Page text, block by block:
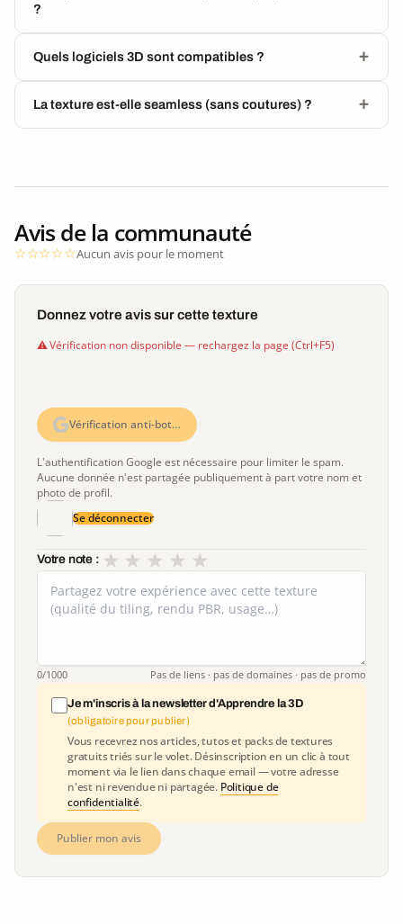
?
Quels logiciels 3D sont compatibles ?
La texture est-elle seamless (sans coutures) ?
Avis de la communauté
Aucun avis pour le moment
Donnez votre avis sur cette texture
Vérification non disponible — rechargez la page (Ctrl+F5)
Vérification anti-bot…
L'authentification Google est nécessaire pour limiter le spam.
Aucune donnée n'est partagée publiquement à part votre nom et
photo de profil.
Se déconnecter
Votre note : ★
★
★
★
★
0/1000 Pas de liens · pas de domaines · pas de promo
Je m'inscris à la newsletter d'Apprendre la 3D
(obligatoire pour publier)
Vous recevrez nos articles, tutos et packs de textures
gratuits triés sur le volet. Désinscription en un clic à tout
moment via le lien dans chaque email — votre adresse
n'est ni revendue ni partagée. Politique de
confidentialité.
Publier mon avis